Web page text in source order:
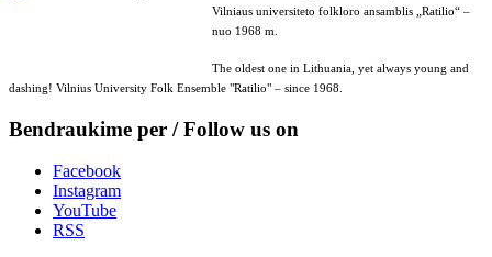
Vilniaus universiteto folkloro ansamblis „Ratilio“ –
nuo 1968 m.
The oldest one in Lithuania, yet always young and
dashing! Vilnius University Folk Ensemble "Ratilio" – since 1968.
Bendraukime per / Follow us on
Facebook
Instagram
YouTube
RSS